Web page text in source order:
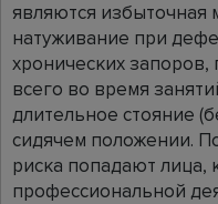
являются избыточная
натуживание при
хронических
всего во время
длительное стояние
сидячем положении.
риска попадают лица,
профессиональной